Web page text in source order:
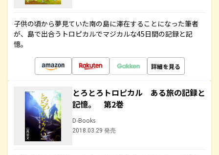
子供の頃から夢見ていた南の島に滞在することになった筆者
が、島で出合うトロピカルでマジカルな45日間の記録と記
憶。
詳細を見る
とろとろトロピカル ある旅の記録と
記憶。 第2巻
D-Books
2018.03.29 発売